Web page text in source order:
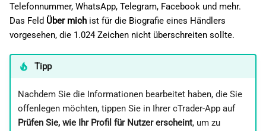
Telefonnummer, WhatsApp, Telegram, Facebook und mehr.
Das Feld Über mich ist für die Biografie eines Händlers
vorgesehen, die 1.024 Zeichen nicht überschreiten sollte.
Tipp
Nachdem Sie die Informationen bearbeitet haben, die Sie
offenlegen möchten, tippen Sie in Ihrer cTrader-App auf
Prüfen Sie, wie Ihr Profil für Nutzer erscheint, um zu